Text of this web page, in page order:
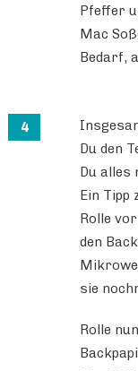
Pfeffer
Mac
Bedarf,
Du den
Du alles
Ein Tipp
Rolle
den
sie
Rolle